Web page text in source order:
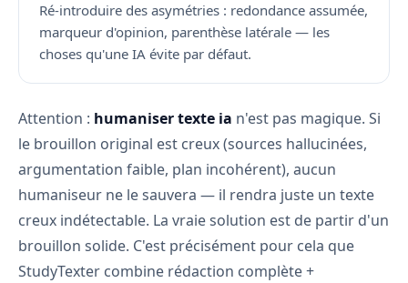
Ré-introduire des asymétries : redondance assumée,
marqueur d'opinion, parenthèse latérale — les
choses qu'une IA évite par défaut.
Attention : humaniser texte ia n'est pas magique. Si
le brouillon original est creux (sources hallucinées,
argumentation faible, plan incohérent), aucun
humaniseur ne le sauvera — il rendra juste un texte
creux indétectable. La vraie solution est de partir d'un
brouillon solide. C'est précisément pour cela que
StudyTexter combine rédaction complète +